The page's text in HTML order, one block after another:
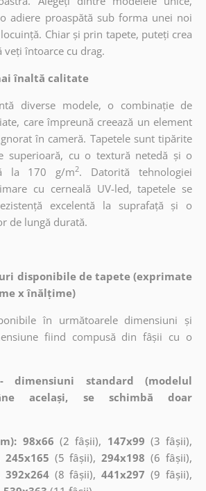
adiere proaspătă sub forma unei noi
Chiar și prin tapete, puteți crea
veți întoarce cu drag.
înaltă calitate
diverse modele, o combinație de
care împreună creează un element
în cameră. Tapetele sunt tipărite
superioară, cu o textură netedă și o
la 170 g/m2. Datorită tehnologiei
cu cerneală UV-led, tapetele se
excelentă la suprafață și o
de lungă durată.
disponibile de tapete (exprimate
x înălțime)
în următoarele dimensiuni și
fiind compusă din fâșii cu o
dimensiuni standard (modelul
același, se schimbă doar
98x66 (2 fâșii), 147x99 (3 fâșii),
245x165 (5 fâșii),294x198 (6 fâșii),
392x264(8 fâșii),441x297 (9 fâșii),